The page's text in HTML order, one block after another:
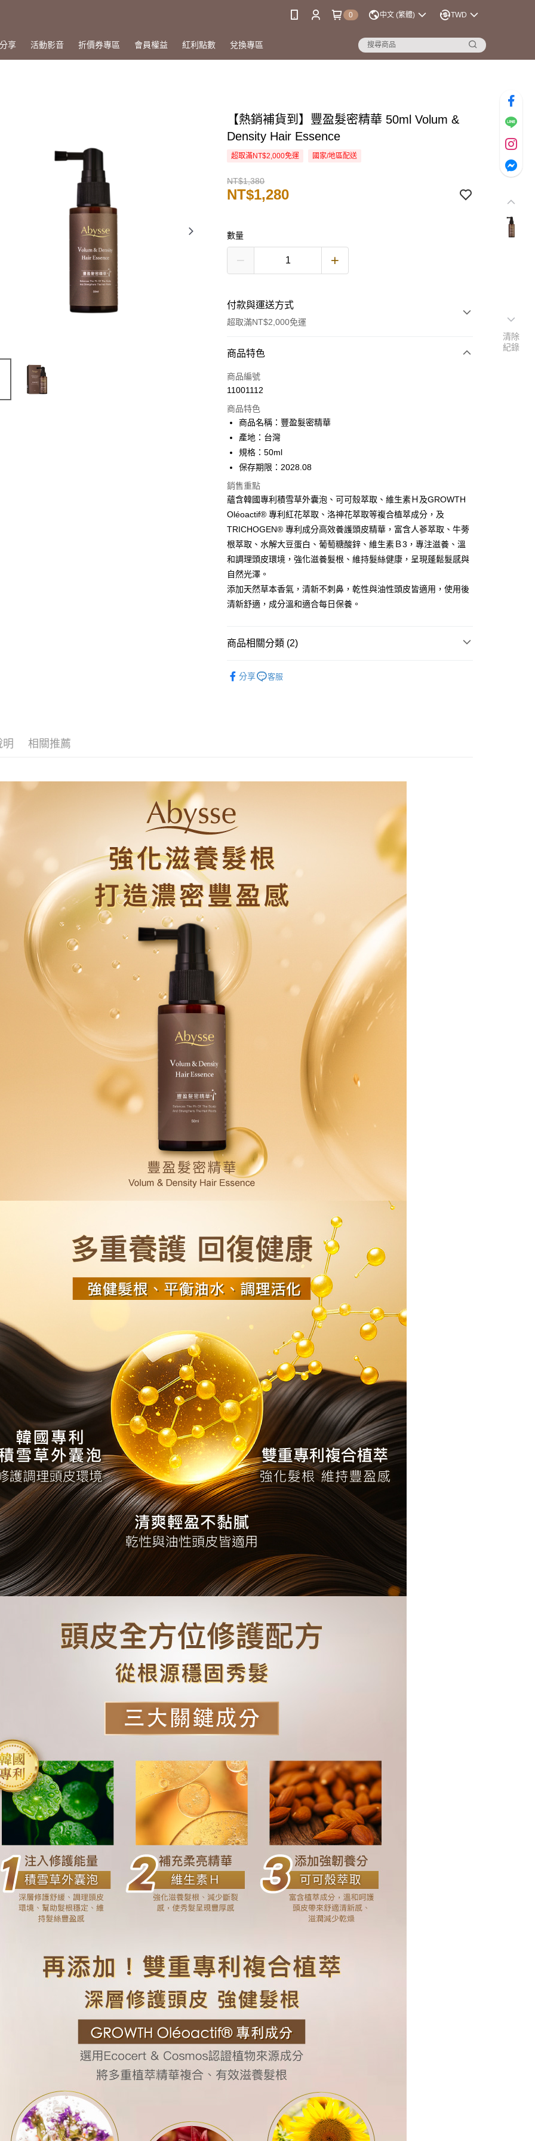
0 中文 (繁體) TWD
享 活動影音 折價券專區 會員權益 紅利點數 兌換專區
【熱銷補貨到】豐盈髮密精華 50ml Volum &
Density Hair Essence
超取滿NT$2,000免運 國家/地區配送
NT$1,380
NT$1,280
數量
付款與運送方式
超取滿NT$2,000免運
付款方式
信用卡一次付款
3 期 0 利率 每期 NT$426
合作金庫商業銀行
華南商業銀行
國泰世華商業銀行
臺灣中小企業銀行
匯豐（台灣）商業銀行
華泰商業銀行
聯邦商業銀行
遠東國際商業銀行
星展（台灣）商業銀行
台新國際商業銀行
中國信託商業銀行
台灣樂天信用卡公司
6 期 0 利率 每期
合作金庫商業銀行
華南商業銀行
國泰世華商業銀行
臺灣中小企業銀行
台中商業銀行
匯豐（台灣）商業銀行
華泰商業銀行
聯邦商業銀行
遠東國際商業銀行
元大商業銀行
永豐商業銀行
台新國際商業銀行
中國信託商業銀行
台灣樂天信用卡公司
超商取貨付款
Apple Pay
悠遊付
Google Pay
全盈+PAY
ATM付款
運送方式
全家取貨付款
新竹貨運
離島宅配
海外國家/配送
商品特色
商品編號
11001112
商品特色
商品名稱：豐盈髮密精華
產地：台灣
規格：50ml
保存期限：2028.08
銷售重點
蘊含韓國專利積雪草外囊泡、可可殼萃取、維生素Ｈ及GROWTH
Oléoactif® 專利紅花萃取、洛神花萃取等複合植萃成分，及
TRICHOGEN® 專利成分高效養護頭皮精華，富含人蔘萃取、牛蒡
根萃取、水解大豆蛋白、葡萄糖酸鋅、維生素Ｂ3，專注滋養、溫
和調理頭皮環境，強化滋養髮根、維持髮絲健康，呈現蓬鬆髮感與
自然光澤。
添加天然草本香氣，清新不刺鼻，乾性與油性頭皮皆適用，使用後
清新舒適，成分溫和適合每日保養。
商品相關分類 (2)
分享 客服
明 相關推薦
清除
紀錄